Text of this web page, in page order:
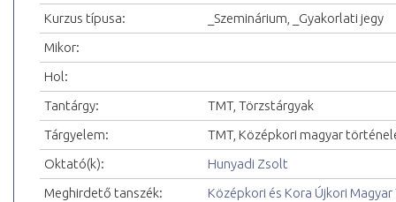
Kurzus típusa:
_Szeminárium, _Gyakorlati jegy
Mikor:
Hol:
Tantárgy:
TMT, Törzstárgyak
Tárgyelem:
TMT, Középkori magyar
Oktató(k):
Hunyadi Zsolt
Meghirdető tanszék:
Középkori és Kora Újkori